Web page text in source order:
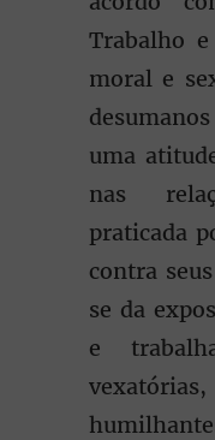
Trabalho
moral e
uma
nas
praticada
contra
se da
e